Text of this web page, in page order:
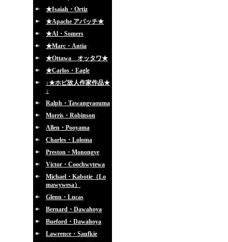
★Isaiah・Ortiz
★Apache アパッチ★
★Al・Somers
★Marc・Antia
★Ottawa オッタワ★
★Carlos・Eagle
↓★ホピ故人作家作品★
↓
Ralph・Tawangyaouma
Morris・Robinson
Allen・Pooyama
Charles・Loloma
Preston・Monongye
Victor・Coochwytewa
Michael・Kabotie（Lo
mawywesa）
Glenn・Lucas
Bernard・Dawahoya
Bueford・Dawahoya
Lawrence・Saufkie